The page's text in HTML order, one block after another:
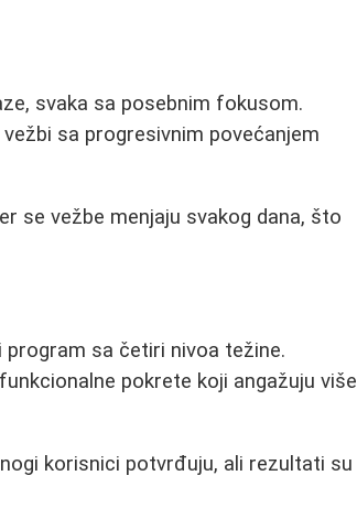
svaka sa posebnim fokusom.
sa progresivnim povećanjem
se vežbe menjaju svakog dana, što
program sa četiri nivoa težine.
pokrete koji angažuju više
korisnici potvrđuju, ali rezultati su